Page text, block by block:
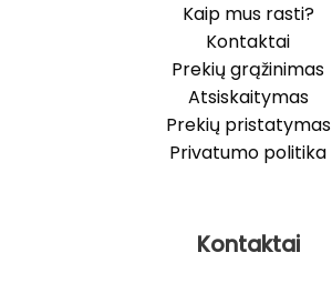
Kaip mus rasti?
Kontaktai
Prekių grąžinimas
Atsiskaitymas
Prekių pristatymas
Privatumo politika
Kontaktai